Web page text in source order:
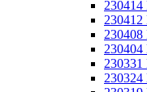
230414
230331
230324